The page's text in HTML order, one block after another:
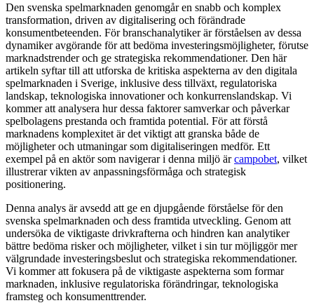
Den svenska spelmarknaden genomgår en snabb och komplex
transformation, driven av digitalisering och förändrade
konsumentbeteenden. För branschanalytiker är förståelsen av dessa
dynamiker avgörande för att bedöma investeringsmöjligheter, förutse
marknadstrender och ge strategiska rekommendationer. Den här
artikeln syftar till att utforska de kritiska aspekterna av den digitala
spelmarknaden i Sverige, inklusive dess tillväxt, regulatoriska
landskap, teknologiska innovationer och konkurrenslandskap. Vi
kommer att analysera hur dessa faktorer samverkar och påverkar
spelbolagens prestanda och framtida potential. För att förstå
marknadens komplexitet är det viktigt att granska både de
möjligheter och utmaningar som digitaliseringen medför. Ett
exempel på en aktör som navigerar i denna miljö ärcampobet, vilket
illustrerar vikten av anpassningsförmåga och strategisk
positionering.
Denna analys är avsedd att ge en djupgående förståelse för den
svenska spelmarknaden och dess framtida utveckling. Genom att
undersöka de viktigaste drivkrafterna och hindren kan analytiker
bättre bedöma risker och möjligheter, vilket i sin tur möjliggör mer
välgrundade investeringsbeslut och strategiska rekommendationer.
Vi kommer att fokusera på de viktigaste aspekterna som formar
marknaden, inklusive regulatoriska förändringar, teknologiska
framsteg och konsumenttrender.